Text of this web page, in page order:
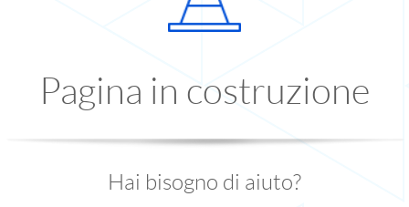
Pagina in costruzione
Hai bisogno di aiuto?